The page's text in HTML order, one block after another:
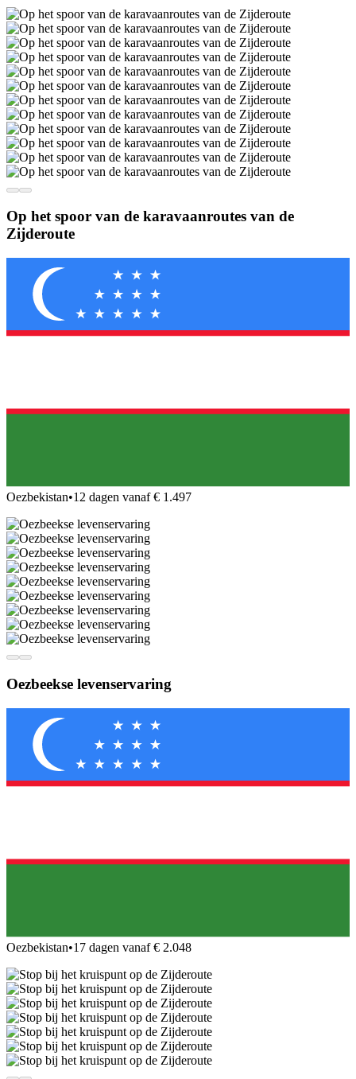
Op het spoor van de karavaanroutes van de
Zijderoute
Oezbekistan•12 dagen vanaf € 1.497
Oezbeekse levenservaring
Oezbekistan•17 dagen vanaf € 2.048